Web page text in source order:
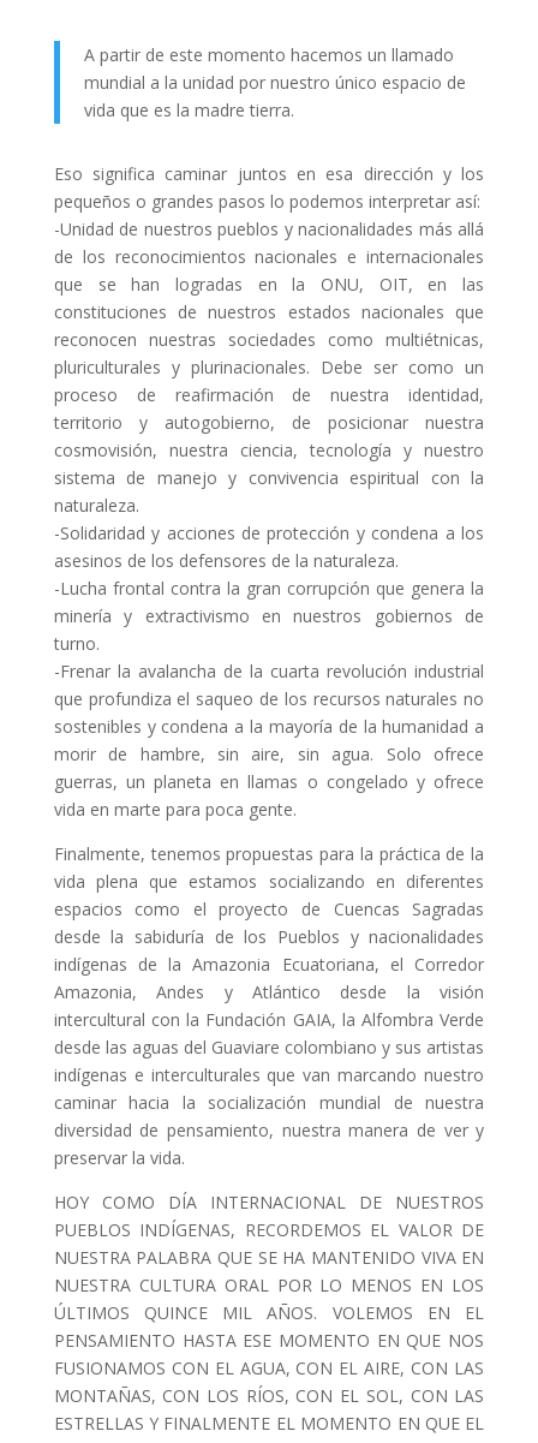
A partir de este momento hacemos un llamado
mundial a la unidad por nuestro único espacio de
vida que es la madre tierra.
Eso significa caminar juntos en esa dirección y los
pequeños o grandes pasos lo podemos interpretar así:
-Unidad de nuestros pueblos y nacionalidades más allá
de los reconocimientos nacionales e internacionales
que se han logradas en la ONU, OIT, en las
constituciones de nuestros estados nacionales que
reconocen nuestras sociedades como multiétnicas,
pluriculturales y plurinacionales. Debe ser como un
proceso de reafirmación de nuestra identidad,
territorio y autogobierno, de posicionar nuestra
cosmovisión, nuestra ciencia, tecnología y nuestro
sistema de manejo y convivencia espiritual con la
naturaleza.
-Solidaridad y acciones de protección y condena a los
asesinos de los defensores de la naturaleza.
-Lucha frontal contra la gran corrupción que genera la
minería y extractivismo en nuestros gobiernos de
turno.
-Frenar la avalancha de la cuarta revolución industrial
que profundiza el saqueo de los recursos naturales no
sostenibles y condena a la mayoría de la humanidad a
morir de hambre, sin aire, sin agua. Solo ofrece
guerras, un planeta en llamas o congelado y ofrece
vida en marte para poca gente.
Finalmente, tenemos propuestas para la práctica de la
vida plena que estamos socializando en diferentes
espacios como el proyecto de Cuencas Sagradas
desde la sabiduría de los Pueblos y nacionalidades
indígenas de la Amazonia Ecuatoriana, el Corredor
Amazonia, Andes y Atlántico desde la visión
intercultural con la Fundación GAIA, la Alfombra Verde
desde las aguas del Guaviare colombiano y sus artistas
indígenas e interculturales que van marcando nuestro
caminar hacia la socialización mundial de nuestra
diversidad de pensamiento, nuestra manera de ver y
preservar la vida.
HOY COMO DÍA INTERNACIONAL DE NUESTROS
PUEBLOS INDÍGENAS, RECORDEMOS EL VALOR DE
NUESTRA PALABRA QUE SE HA MANTENIDO VIVA EN
NUESTRA CULTURA ORAL POR LO MENOS EN LOS
ÚLTIMOS QUINCE MIL AÑOS. VOLEMOS EN EL
PENSAMIENTO HASTA ESE MOMENTO EN QUE NOS
FUSIONAMOS CON EL AGUA, CON EL AIRE, CON LAS
MONTAÑAS, CON LOS RÍOS, CON EL SOL, CON LAS
ESTRELLAS Y FINALMENTE EL MOMENTO EN QUE EL